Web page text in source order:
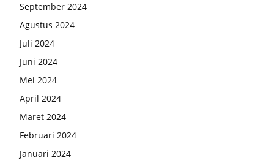
September 2024
Agustus 2024
Juli 2024
Juni 2024
Mei 2024
April 2024
Maret 2024
Februari 2024
Januari 2024